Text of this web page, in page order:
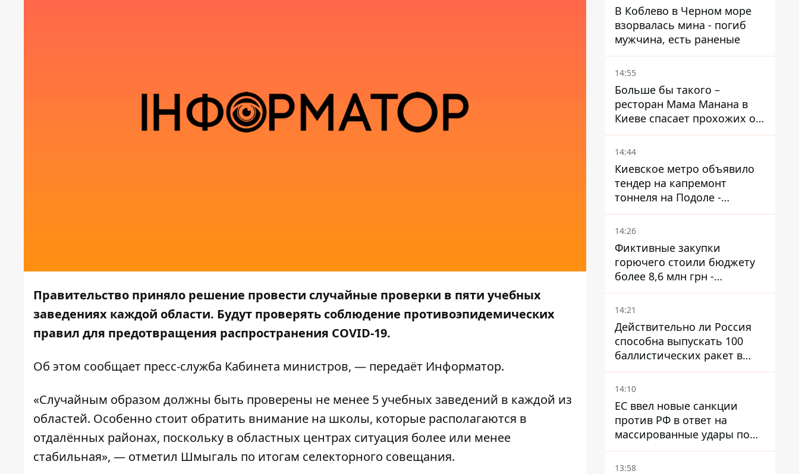
Правительство приняло решение провести случайные проверки в пяти учебных
заведениях каждой области. Будут проверять соблюдение противоэпидемических
правил для предотвращения распространения COVID-19.
Об этом сообщает пресс-служба Кабинета министров, — передаёт Информатор.
«Случайным образом должны быть проверены не менее 5 учебных заведений в каждой из
областей. Особенно стоит обратить внимание на школы, которые располагаются в
отдалённых районах, поскольку в областных центрах ситуация более или менее
стабильная», — отметил Шмыгаль по итогам селекторного совещания.
В Коблево в Черном море
взорвалась мина - погиб
мужчина, есть раненые
14:55
Больше бы такого –
ресторан Мама Манана в
Киеве спасает прохожих от
жары
14:44
Киевское метро объявило
тендер на капремонт
тоннеля на Подоле -
продлится почти два года
14:26
Фиктивные закупки
горючего стоили бюджету
более 8,6 млн грн -
предприятие возместило
убытки
14:21
Действительно ли Россия
способна выпускать 100
баллистических ракет в
месяц и что с этим делать
14:10
ЕС ввел новые санкции
против РФ в ответ на
массированные удары по
Украине - Каллас раскрыла
детали
13:58